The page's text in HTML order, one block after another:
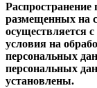
размещенных на
осуществляется
условия на
персональных
персональных
установлены.